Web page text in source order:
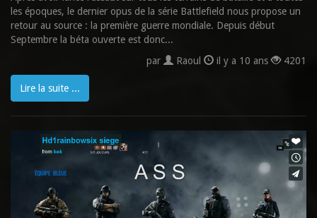
les époques, le dernier opus de la série Battlefield nous propose un
retour au source : la première guerre mondiale. Depuis début
Septembre la béta ouverte est donc...
par
Raoul il y a 10 ans 4201
Lire la suite ...